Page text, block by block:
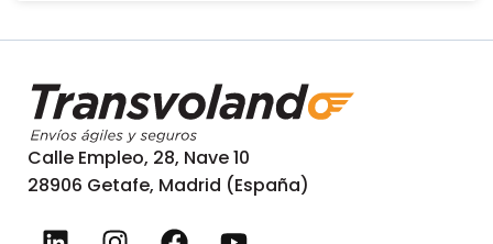
Calle Empleo, 28, Nave 10
28906 Getafe, Madrid (España)